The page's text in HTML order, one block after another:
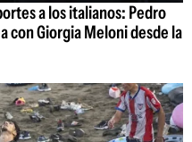
a los italianos: Pedro
con Giorgia Meloni desde la